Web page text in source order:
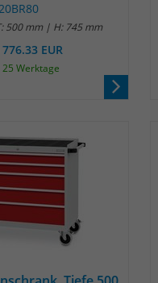
500 mm | H: 745 mm
EUR
Werktage